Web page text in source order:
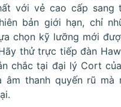
với vẻ cao cấp sang
bản giới hạn, chỉ
chọn kỹ lưỡng mới
thử trực tiếp đàn
chắc tại đại lý Cort
âm thanh quyến rũ mà